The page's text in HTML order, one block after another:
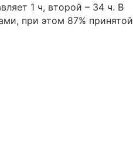
1 ч, второй – 34 ч. В
при этом 87% принятой